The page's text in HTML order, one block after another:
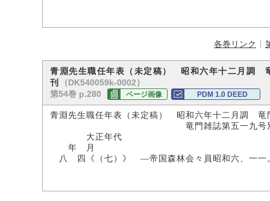
各巻リンク
青淵先生職任年表（未定稿） 昭和六年十二月調
刊
（DK540059k-0002）
第54巻 p.280
ページ画像 PDM 1.0 DEED
青淵先生職任年表（未定稿） 昭和六年十二月調 竜
竜門雑誌第五一九号別刷・第二
大正年代
年 月
八 四《（七）》 ―帝国森林会々員昭和六、一一